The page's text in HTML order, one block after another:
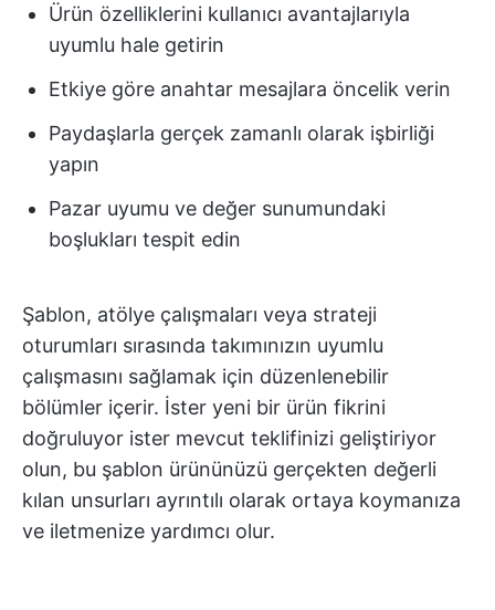
Ürün özelliklerini kullanıcı avantajlarıyla
uyumlu hale getirin
Etkiye göre anahtar mesajlara öncelik verin
Paydaşlarla gerçek zamanlı olarak işbirliği
yapın
Pazar uyumu ve değer sunumundaki
boşlukları tespit edin
Şablon, atölye çalışmaları veya strateji
oturumları sırasında takımınızın uyumlu
çalışmasını sağlamak için düzenlenebilir
bölümler içerir. İster yeni bir ürün fikrini
doğruluyor ister mevcut teklifinizi geliştiriyor
olun, bu şablon ürününüzü gerçekten değerli
kılan unsurları ayrıntılı olarak ortaya koymanıza
ve iletmenize yardımcı olur.